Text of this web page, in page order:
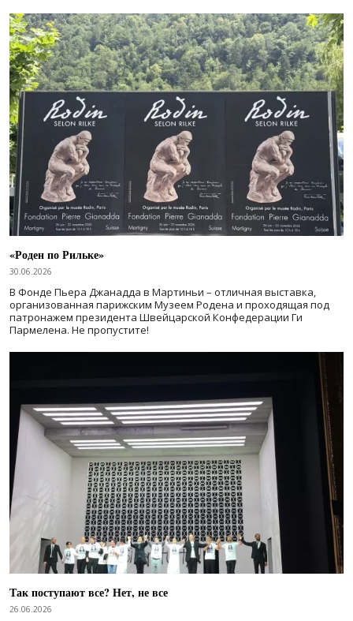
«Роден по Рильке»
30.06.2026
В Фонде Пьера Джанадда в Мартиньи – отличная выставка,
организованная парижским Музеем Родена и проходящая под
патронажем президента Швейцарской Конфедерации Ги
Пармелена. Не пропустите!
Так поступают все? Нет, не все
26.06.2026